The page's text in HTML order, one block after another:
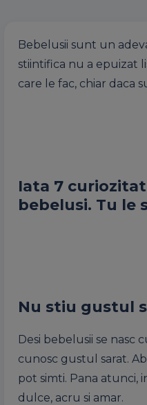
Bebelusii sunt un
stiintifica nu a epuizat
care le fac, chiar daca
Iata 7
bebelusi. Tu le
Nu stiu gustul
Desi bebelusii se nasc
cunosc gustul sarat.
pot simti. Pana atunci,
dulce, acru si amar.